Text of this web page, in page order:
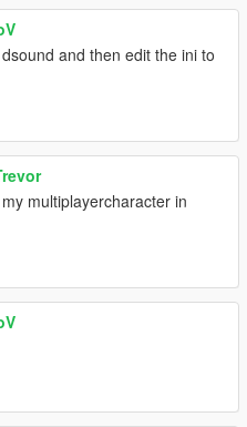
and then edit the ini to
multiplayercharacter in